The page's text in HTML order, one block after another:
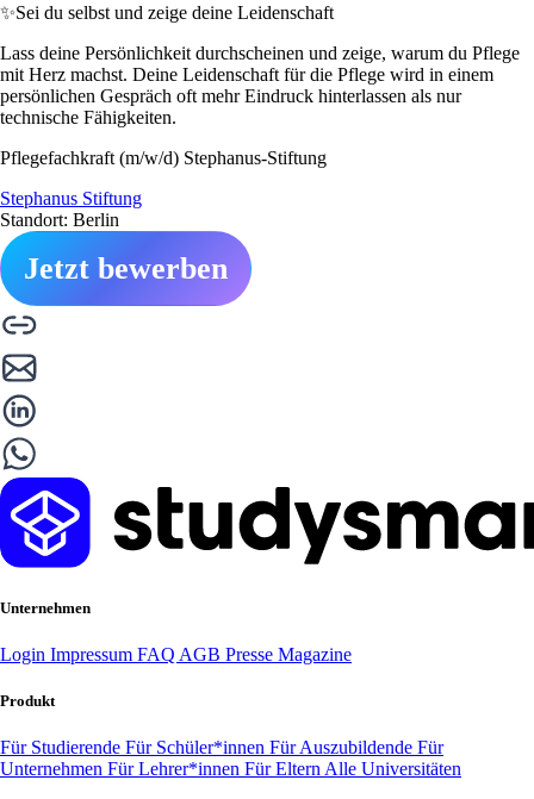
✨Sei du selbst und zeige deine Leidenschaft
Lass deine Persönlichkeit durchscheinen und zeige, warum du Pflege
mit Herz machst. Deine Leidenschaft für die Pflege wird in einem
persönlichen Gespräch oft mehr Eindruck hinterlassen als nur
technische Fähigkeiten.
Pflegefachkraft (m/w/d) Stephanus-Stiftung
Stephanus Stiftung
Standort: Berlin
Jetzt bewerben
Unternehmen
Login Impressum FAQ AGB Presse Magazine
Produkt
Für Studierende Für Schüler*innen Für Auszubildende Für
Unternehmen Für Lehrer*innen Für Eltern Alle Universitäten